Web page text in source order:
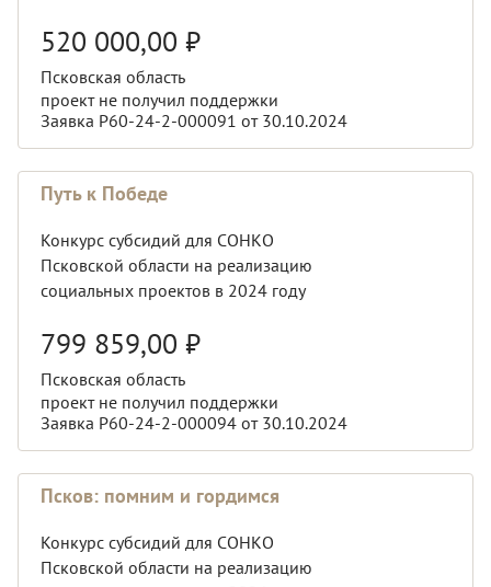
520 000,00 ₽
Псковская область
проект не получил поддержки
Заявка Р60-24-2-000091 от 30.10.2024
Путь к Победе
Конкурс субсидий для СОНКО
Псковской области на реализацию
социальных проектов в 2024 году
799 859,00 ₽
Псковская область
проект не получил поддержки
Заявка Р60-24-2-000094 от 30.10.2024
Псков: помним и гордимся
Конкурс субсидий для СОНКО
Псковской области на реализацию